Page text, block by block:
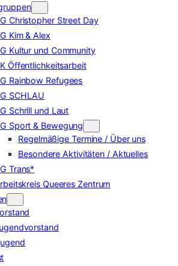
Christopher Street Day
Kim & Alex
Kultur und Community
Öffentlichkeitsarbeit
Rainbow Refugees
SCHLAU
Schrill und Laut
Sport & Bewegung
Regelmäßige Termine / Über uns
Besondere Aktivitäten / Aktuelles
Trans*
Queeres Zentrum